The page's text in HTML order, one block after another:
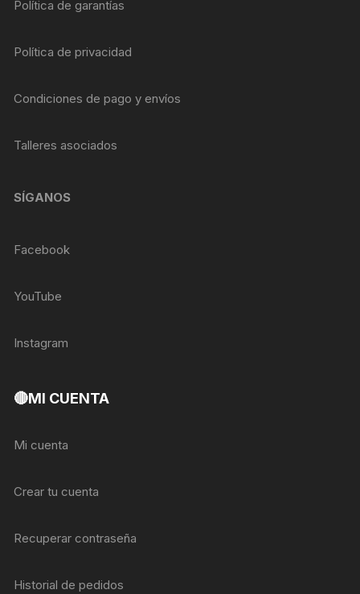
Política de garantías
Política de privacidad
Condiciones de pago y envíos
Talleres asociados
SÍGANOS
Facebook
YouTube
Instagram
🔴MI CUENTA
Mi cuenta
Crear tu cuenta
Recuperar contraseña
Historial de pedidos